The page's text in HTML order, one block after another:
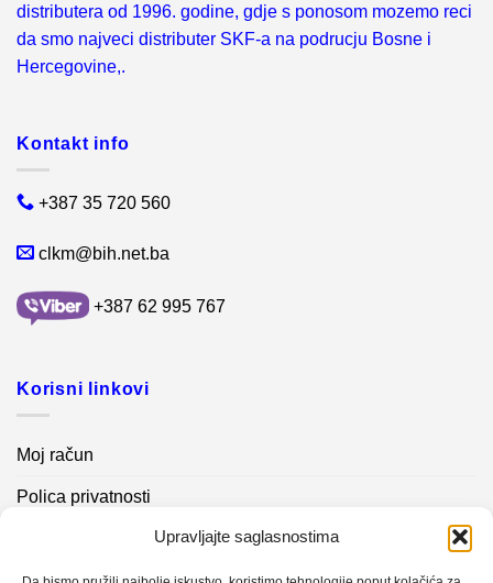
Upravljajte saglasnostima
distributera od 1996. godine, gdje s ponosom mozemo reci
da smo najveci distributer SKF-a na podrucju Bosne i
Hercegovine,.
Kontakt info
+387 35 720 560
clkm@bih.net.ba
+387 62 995 767
Korisni linkovi
Moj račun
Polica privatnosti